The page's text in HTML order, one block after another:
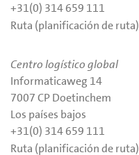
+31(0) 314 659 111
Ruta (planificación de ruta)
Centro logístico global
Informaticaweg 14
7007 CP Doetinchem
Los países bajos
+31(0) 314 659 111
Ruta (planificación de ruta)